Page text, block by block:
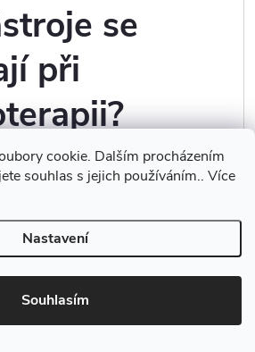
cookie. Dalším procházením
souhlas s jejich používáním.. Více
Nastavení
Souhlasím
se
při
se používají různé typy
dřevěných nástrojů.
– zahřátí tkání a jemnější práce,
– práce s celulitidou a fasciemi,